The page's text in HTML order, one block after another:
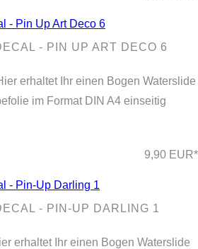
- PIN UP ART DECO 6
erhaltet Ihr einen Bogen Waterslide
im Format DIN A4 einseitig
9,90 EUR*
- PIN-UP DARLING 1
erhaltet Ihr einen Bogen Waterslide